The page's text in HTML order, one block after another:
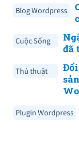
Blog Wordpress
Cuộc Sống
đã
Thủ thuật
Plugin Wordpress